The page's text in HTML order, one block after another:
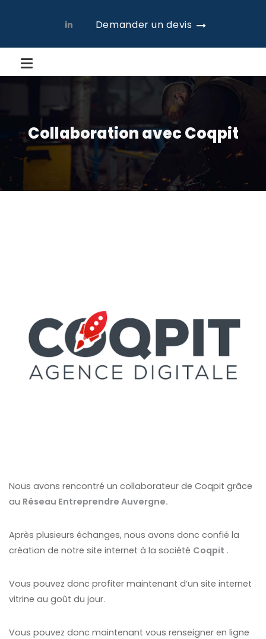
Demander un devis
Collaboration avec Coqpit
Nous avons rencontré un collaborateur de Coqpit grâce
au Réseau Entreprendre Auvergne.
Après plusieurs échanges, nous avons donc confié la
création de notre site internet à la société Coqpit .
Vous pouvez donc profiter maintenant d’un site internet
vitrine au goût du jour.
Vous pouvez donc maintenant vous renseigner en ligne